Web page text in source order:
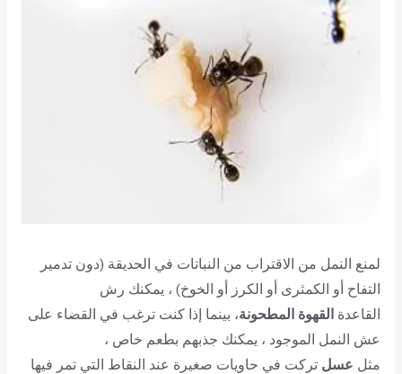
لمنع النمل من الاقتراب من النباتات في الحديقة (دون تدمير
التفاح أو الكمثرى أو الكرز أو الخوخ) ، يمكنك رش
القاعدة القهوة المطحونة، بينما إذا كنت ترغب في القضاء على
عش النمل الموجود ، يمكنك جذبهم بطعم خاص ،
مثل عسل تركت في حاويات صغيرة عند النقاط التي تمر فيها